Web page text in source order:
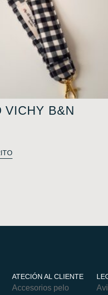
VICHY B&N
ATECIÓN AL CLIENTE
Accesorios pelo